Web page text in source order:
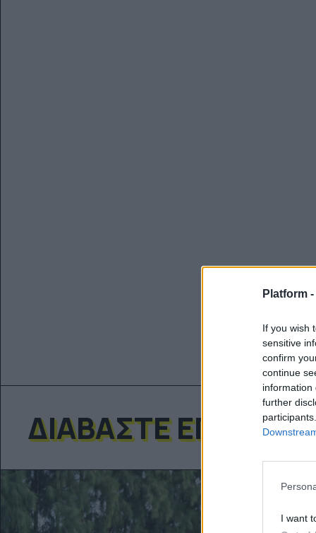
Platform -
If you wish
sensitive
confirm
continue
information
further
I want
ΔΙΑΒΆΣΤΕ ΕΠΊΣΗΣ